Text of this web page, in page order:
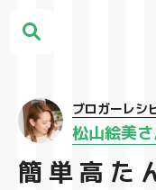
ブロガーレシ
松山絵美
簡単高た